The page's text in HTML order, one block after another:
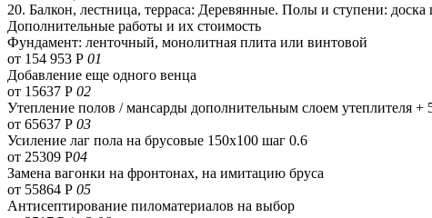
20. Балкон, лестница, терраса: Деревянные. Полы и ступени:
Дополнительные работы и их стоимость
Фундамент: ленточный, монолитная плита или винтовой
от 154 953 Р 01
Добавление еще одного венца
от 15637 Р 02
Утепление полов / мансарды дополнительным слоем утеплителя +
от 65637 Р 03
Усиление лаг пола на брусовые 150х100 шаг 0.6
от 25309 Р04
Замена вагонки на фронтонах, на имитацию бруса
от 55864 Р 05
Антисептирование пиломатериалов на выбор